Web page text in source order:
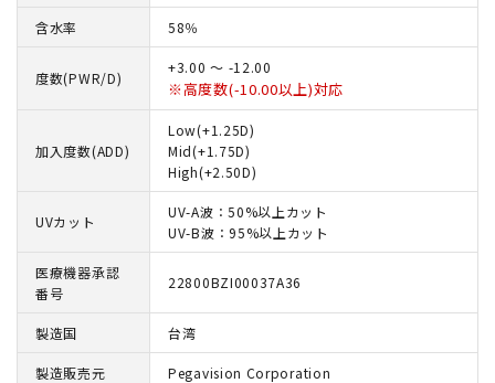
含水率 58％
度数(PWR/D)
+3.00 ～ -12.00
※高度数(-10.00以上)対応
加入度数(ADD)
Low(+1.25D)
Mid(+1.75D)
High(+2.50D)
UVカット
UV-A波：50%以上カット
UV-B波：95%以上カット
医療機器承認
番号
22800BZI00037A36
製造国 台湾
製造販売元 Pegavision Corporation